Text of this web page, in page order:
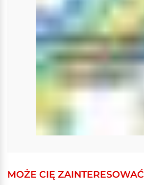
MOŻE CIĘ ZAINTERESOWAĆ